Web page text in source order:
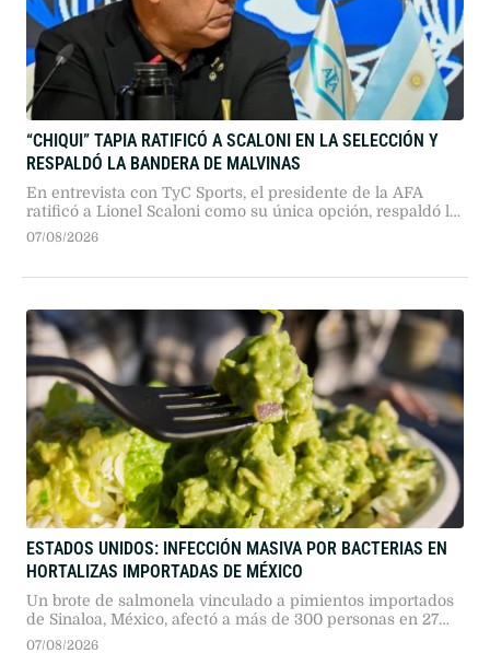
“CHIQUI” TAPIA RATIFICÓ A SCALONI EN LA SELECCIÓN Y
RESPALDÓ LA BANDERA DE MALVINAS
En entrevista con TyC Sports, el presidente de la AFA
ratificó a Lionel Scaloni como su única opción, respaldó la
exhibición de la bandera de Malvinas y defendió la
hacia 2030.
ESTADOS UNIDOS: INFECCIÓN MASIVA POR BACTERIAS EN
HORTALIZAS IMPORTADAS DE MÉXICO
Un brote de salmonela vinculado a pimientos importados
de Sinaloa, México, afectó a más de 300 personas en 27
estados de EE. UU. Cadenas gastronómicas retiraron el